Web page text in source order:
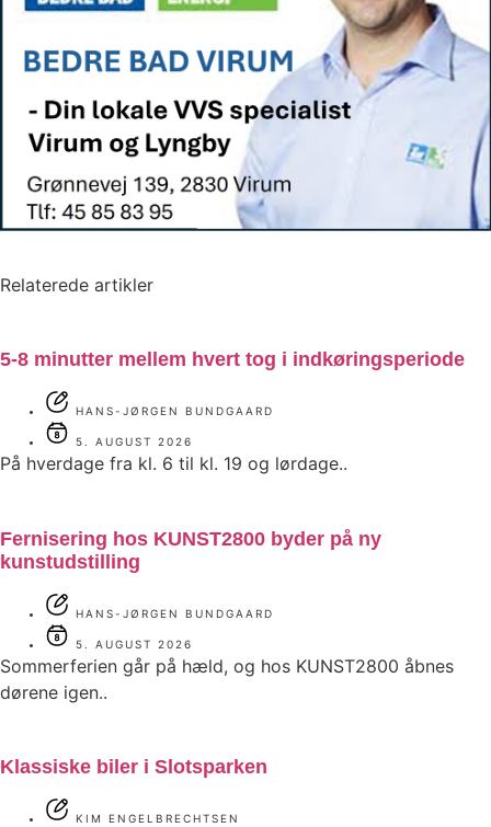
Relaterede artikler
5-8 minutter mellem hvert tog i indkøringsperiode
HANS-JØRGEN BUNDGAARD
5. AUGUST 2026
På hverdage fra kl. 6 til kl. 19 og lørdage..
Fernisering hos KUNST2800 byder på ny
kunstudstilling
HANS-JØRGEN BUNDGAARD
5. AUGUST 2026
Sommerferien går på hæld, og hos KUNST2800 åbnes
dørene igen..
Klassiske biler i Slotsparken
KIM ENGELBRECHTSEN